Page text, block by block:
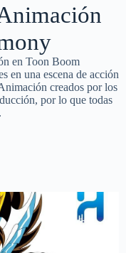
en Toon Boom
en una escena de acción
creados por los
por lo que todas